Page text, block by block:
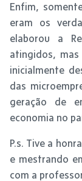
Enfim,
eram os
elaborou a
atingidos,
inicialmente
das
geração de
economia no
P.s. Tive a
e mestrando
com a